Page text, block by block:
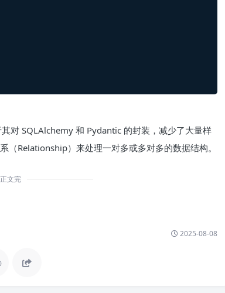
对 SQLAlchemy 和 Pydantic 的封装，减少了大量样
Relationship）来处理一对多或多对多的数据结构。
正文完
2025-08-08